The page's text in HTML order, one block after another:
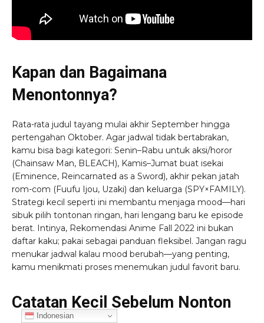
Kapan dan Bagaimana
Menontonnya?
Rata-rata judul tayang mulai akhir September hingga
pertengahan Oktober. Agar jadwal tidak bertabrakan,
kamu bisa bagi kategori: Senin–Rabu untuk aksi/horor
(Chainsaw Man, BLEACH), Kamis–Jumat buat isekai
(Eminence, Reincarnated as a Sword), akhir pekan jatah
rom-com (Fuufu Ijou, Uzaki) dan keluarga (SPY×FAMILY).
Strategi kecil seperti ini membantu menjaga mood—hari
sibuk pilih tontonan ringan, hari lengang baru ke episode
berat. Intinya, Rekomendasi Anime Fall 2022 ini bukan
daftar kaku; pakai sebagai panduan fleksibel. Jangan ragu
menukar jadwal kalau mood berubah—yang penting,
kamu menikmati proses menemukan judul favorit baru.
Catatan Kecil Sebelum Nonton
Indonesian